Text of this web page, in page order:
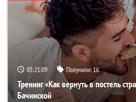
05:21:08 Получили:16
Тренинг «Как вернуть в постель
Бачинской